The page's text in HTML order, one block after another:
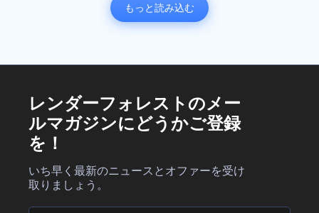
もっと読み込む
レンダーフォレストのメー
ルマガジンにどうかご登録
を！
いち早く最新のニュースとオファーを受け
取りましょう。